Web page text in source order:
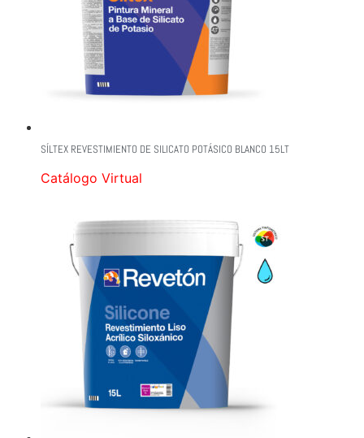
SÍLTEX REVESTIMIENTO DE SILICATO POTÁSICO BLANCO 15LT
Catálogo Virtual